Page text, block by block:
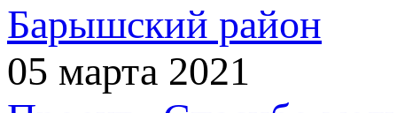
Барышский район
05 марта 2021